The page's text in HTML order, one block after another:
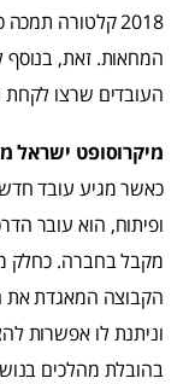
2018 קלטורה
המחאות. זאת,
העובדים שרצו
מיקרוסופט ישראל
כאשר מגיע עובד
ופיתוח, הוא עובר
מקבל בחברה. כחלק
וניתנת לו אפשרות
בהובלת מהלכים